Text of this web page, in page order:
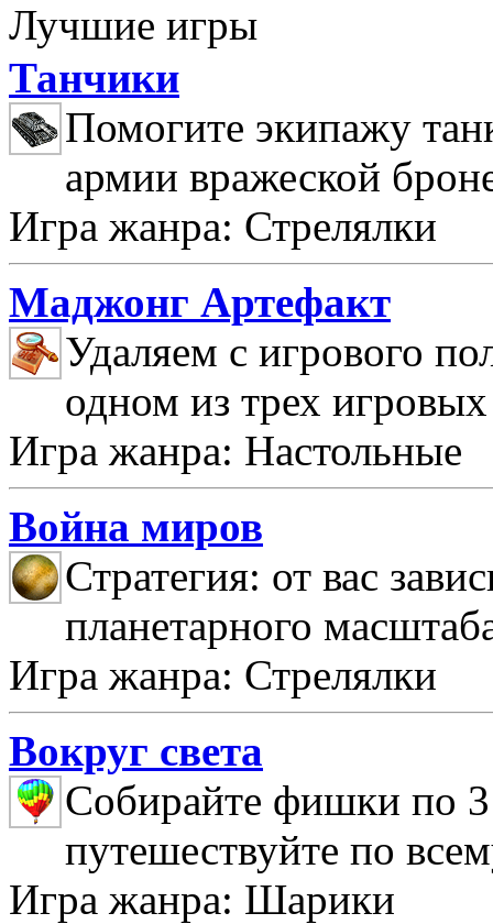
Лучшие игры
Танчики
Помогите экипажу
армии вражеской
Игра жанра: Стрелялки
Маджонг Артефакт
Удаляем с игрового
одном из трех
Игра жанра: Настольные
Война миров
Стратегия: от вас
планетарного
Игра жанра: Стрелялки
Вокруг света
Собирайте фишки по
путешествуйте по
Игра жанра: Шарики